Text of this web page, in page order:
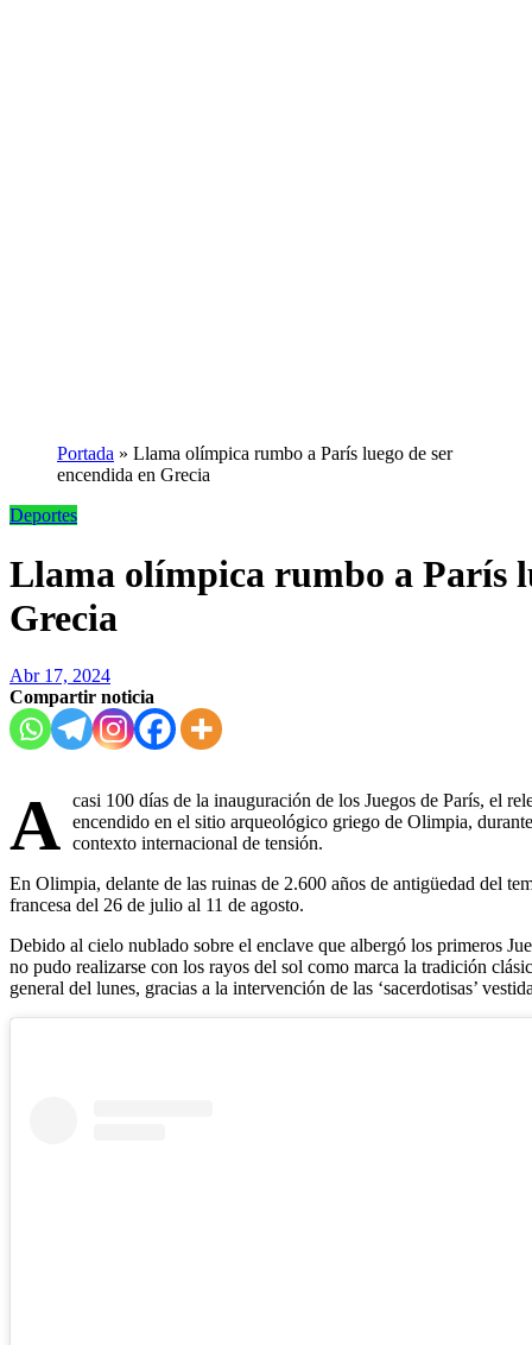
Portada » Llama olímpica rumbo a París luego de ser
encendida en Grecia
Deportes
Llama olímpica rumbo a París
Grecia
Abr 17, 2024
Compartir noticia
A casi 100 días de la inauguración de los Juegos de París, el
encendido en el sitio arqueológico griego de Olimpia,
contexto internacional de tensión.
En Olimpia, delante de las ruinas de 2.600 años de antigüedad del
francesa del 26 de julio al 11 de agosto.
Debido al cielo nublado sobre el enclave que albergó los primeros
no pudo realizarse con los rayos del sol como marca la tradición
general del lunes, gracias a la intervención de las ‘sacerdotisas’